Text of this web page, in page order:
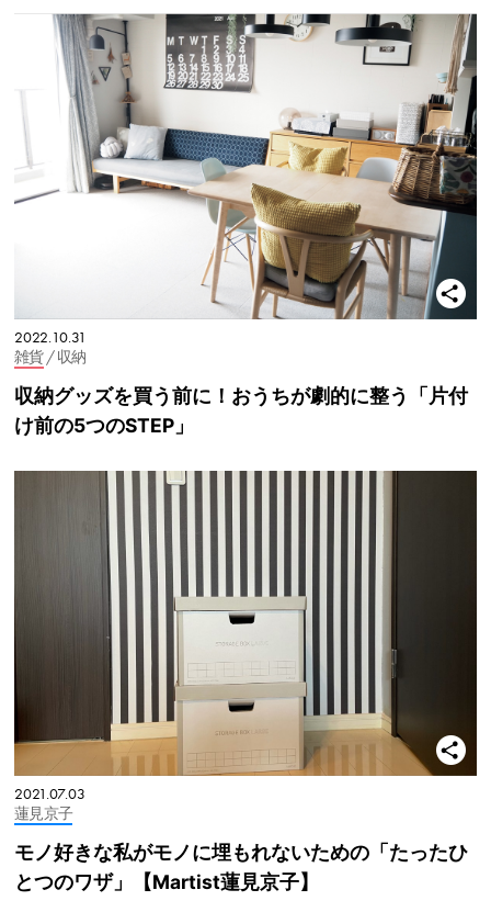
2022.10.31
雑貨/ 収納
収納グッズを買う前に！おうちが劇的に整う「片付
け前の5つのSTEP」
2021.07.03
蓮見京子
モノ好きな私がモノに埋もれないための「たったひ
とつのワザ」【Martist蓮見京子】